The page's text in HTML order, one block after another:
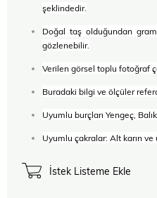
şeklindedir.
Doğal taş olduğundan
gözlenebilir.
Verilen görsel toplu fotoğraf
Buradaki bilgi ve ölçüler
Uyumlu burçları Yengeç,
Uyumlu çakralar: Alt karın ve
İstek Listeme Ekle